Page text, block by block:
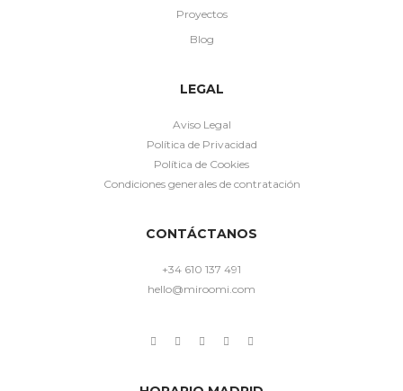
Proyectos
Blog
LEGAL
Aviso Legal
Política de Privacidad
Política de Cookies
Condiciones generales de contratación
CONTÁCTANOS
+34 610 137 491
hello@miroomi.com